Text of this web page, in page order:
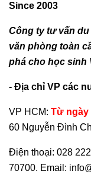
Since 2003
Công ty tư vấn
văn phòng toàn
phá cho học sinh
- Địa chỉ VP các
VP HCM: Từ ngày
60 Nguyễn Đình
Điện thoại: 028
70700. Email: